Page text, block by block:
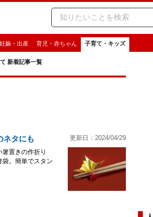
妊娠・出産 育児・赤ちゃん 子育て・キッズ
新着記事一覧
ネタにも
更新日：2024/04/29
置きの作折り
。簡単でスタン